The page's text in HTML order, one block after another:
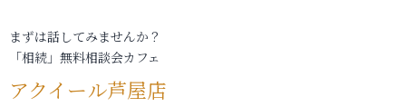
まずは話してみませんか？
「相続」無料相談会カフェ
アクイール芦屋店